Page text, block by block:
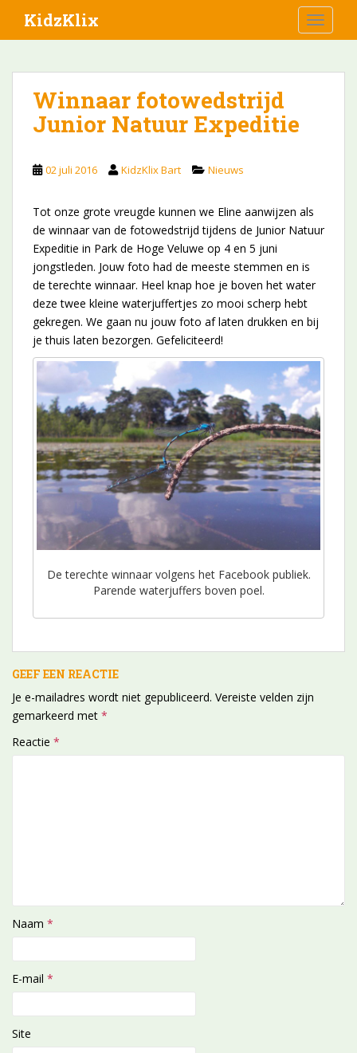
i
KidzKlix
Winnaar fotowedstrijd
Junior Natuur Expeditie
02 juli 2016 KidzKlix Bart Nieuws
Tot onze grote vreugde kunnen we Eline aanwijzen als
de winnaar van de fotowedstrijd tijdens de Junior Natuur
Expeditie in Park de Hoge Veluwe op 4 en 5 juni
jongstleden. Jouw foto had de meeste stemmen en is
de terechte winnaar. Heel knap hoe je boven het water
deze twee kleine waterjuffertjes zo mooi scherp hebt
gekregen. We gaan nu jouw foto af laten drukken en bij
je thuis laten bezorgen. Gefeliciteerd!
De terechte winnaar volgens het Facebook publiek.
Parende waterjuffers boven poel.
GEEF EEN REACTIE
Je e-mailadres wordt niet gepubliceerd. Vereiste velden zijn
gemarkeerd met *
Reactie *
Naam *
E-mail *
Site